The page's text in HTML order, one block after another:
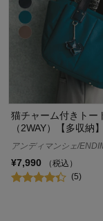
猫チャーム付きトー
（2WAY）【多収納】
アンディマンシェ/
¥7,990
（税込）
(5)